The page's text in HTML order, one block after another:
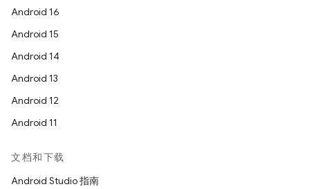
Android 16
Android 15
Android 14
Android 13
Android 12
Android 11
文档和下载
Android Studio 指南